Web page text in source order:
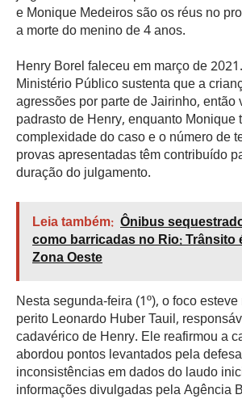
e Monique Medeiros são os réus no
a morte do menino de 4 anos.
Henry Borel faleceu em março de
Ministério Público sustenta que a
agressões por parte de Jairinho, então
padrasto de Henry, enquanto Monique
complexidade do caso e o número de
provas apresentadas têm contribuído
duração do julgamento.
Leia também: Ônibus
como barricadas no Rio: Trânsito
Zona Oeste
Nesta segunda-feira (1º), o foco
perito Leonardo Huber Tauil,
cadavérico de Henry. Ele reafirmou a
abordou pontos levantados pela
inconsistências em dados do laudo
informações divulgadas pela Agência